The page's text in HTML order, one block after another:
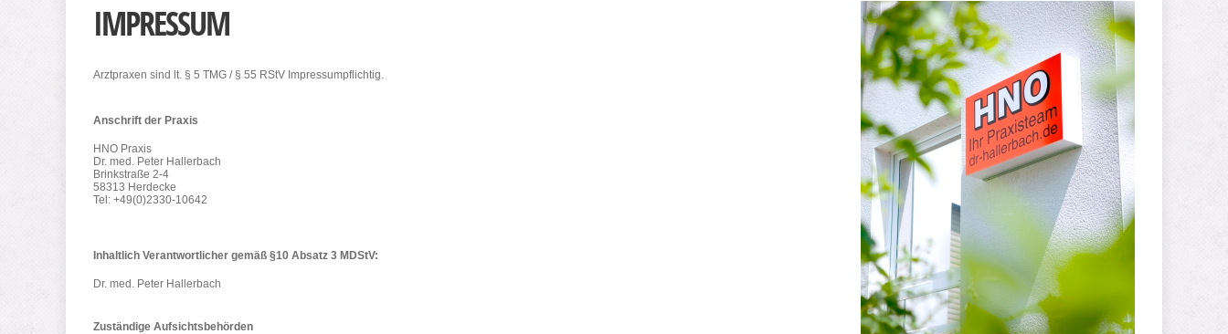
IMPRESSUM
Arztpraxen sind lt. § 5 TMG / § 55 RStV Impressumpflichtig.
Anschrift der Praxis
HNO Praxis
Dr. med. Peter Hallerbach
Brinkstraße 2-4
58313 Herdecke
Tel: +49(0)2330-10642
Inhaltlich Verantwortlicher gemäß §10 Absatz 3 MDStV:
Dr. med. Peter Hallerbach
Zuständige Aufsichtsbehörden